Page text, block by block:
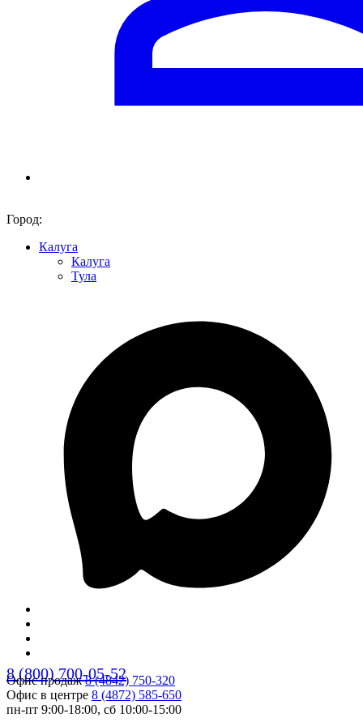
Город:
Калуга
Калуга
Тула
8 (800) 700-05-52
Офис продаж8 (4842) 750-320
Офис в центре 8 (4872) 585-650
пн-пт 9:00-18:00, сб 10:00-15:00